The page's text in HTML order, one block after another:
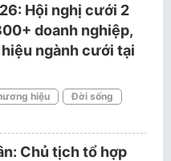
Hội nghị cưới 2
doanh nghiệp,
ngành cưới tại
hiệu
Đời sống
Chủ tịch tổ hợp